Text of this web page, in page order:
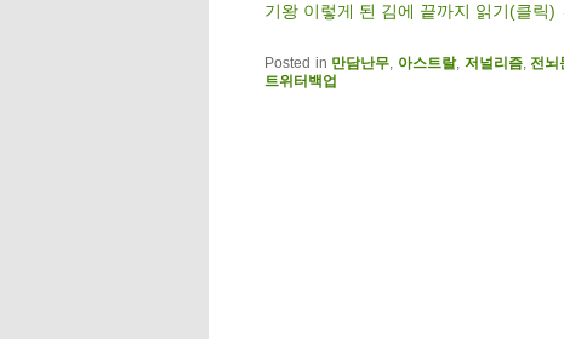
기왕 이렇게 된 김에 끝까지 읽기(클릭)
Posted in 만담난무, 아스트랄, 저널리즘, 전뇌
트위터백업